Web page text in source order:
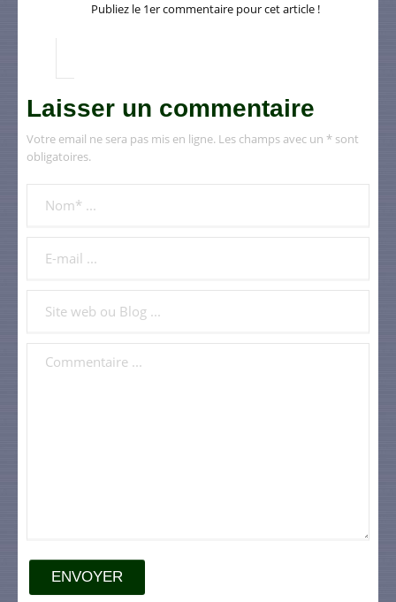
Publiez le 1er commentaire pour cet article !
Laisser un commentaire
Votre email ne sera pas mis en ligne. Les champs avec un * sont
obligatoires.
ENVOYER